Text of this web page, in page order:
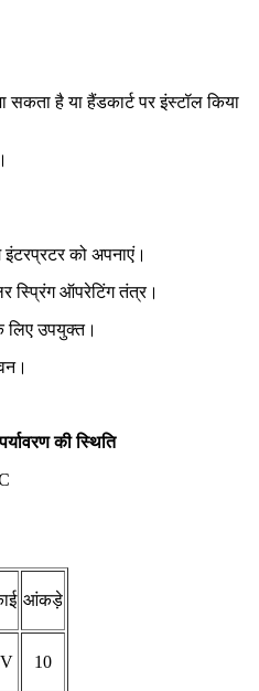
है या हैंडकार्ट पर इंस्टॉल किया
को अपनाएं।
ऑपरेटिंग तंत्र।
लिए उपयुक्त।
पर्यावरण की स्थिति
आंकड़े
10